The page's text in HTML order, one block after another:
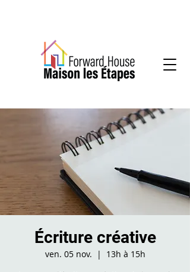
Écriture créative
ven. 05 nov.
  |
13h à 15h